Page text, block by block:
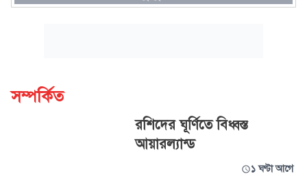
সম্পর্কিত
রশিদের ঘূর্ণিতে বিধ্বস্ত
আয়ারল্যান্ড
১ ঘণ্টা আগে